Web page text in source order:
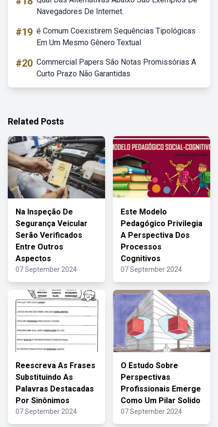
Navegadores De Internet.
#19 é Comum Coexistirem Sequências Tipológicas
Em Um Mesmo Gênero Textual
#20 Commercial Papers São Notas Promissórias A
Curto Prazo Não Garantidas
Related Posts
Na Inspeção De
Segurança Veicular
Serão Verificados
Entre Outros
Aspectos
07 September 2024
Este Modelo
Pedagógico Privilegia
A Perspectiva Dos
Processos
Cognitivos
07 September 2024
Reescreva As Frases
Substituindo As
Palavras Destacadas
Por Sinônimos
07 September 2024
O Estudo Sobre
Perspectivas
Profissionais Emerge
Como Um Pilar Solido
07 September 2024